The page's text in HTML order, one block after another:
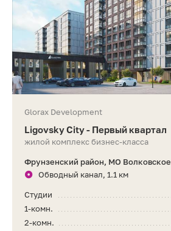
Glorax Development
Ligovsky City - Первый квартал
жилой комплекс бизнес-класса
Фрунзенский район, МО Волковское
Обводный канал, 1.1 км
Студии
1-комн.
2-комн.